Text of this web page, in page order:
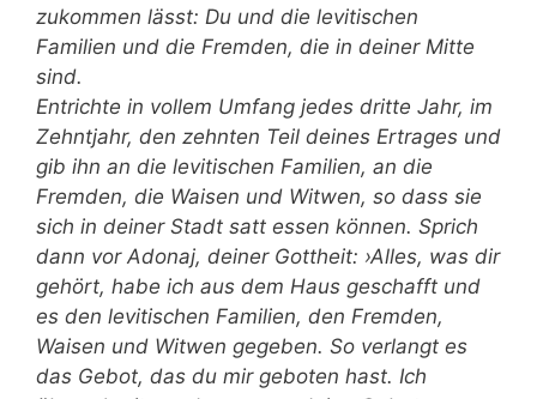
zukommen lässt: Du und die levitischen
Familien und die Fremden, die in deiner Mitte
sind.
Entrichte in vollem Umfang jedes dritte Jahr, im
Zehntjahr, den zehnten Teil deines Ertrages und
gib ihn an die levitischen Familien, an die
Fremden, die Waisen und Witwen, so dass sie
sich in deiner Stadt satt essen können. Sprich
dann vor Adonaj, deiner Gottheit: ›Alles, was dir
gehört, habe ich aus dem Haus geschafft und
es den levitischen Familien, den Fremden,
Waisen und Witwen gegeben. So verlangt es
das Gebot, das du mir geboten hast. Ich